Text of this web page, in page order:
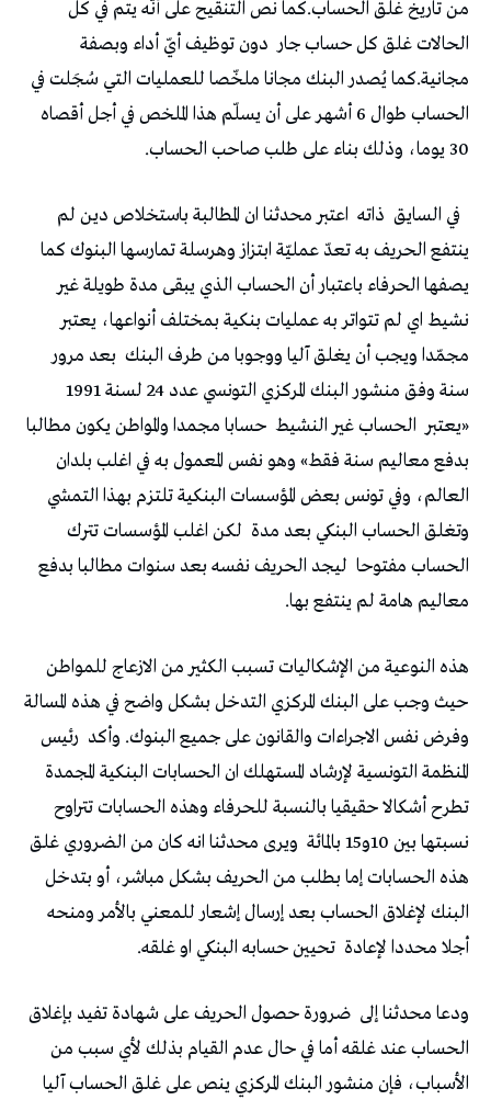
من تاريخ غلق الحساب.كما نص التنقيح على أنّه يتم في كل
الحالات غلق كل حساب جار دون توظيف أيّ أداء وبصفة
مجانية.كما يُصدر البنك مجانا ملخّصا للعمليات التي سُجَلت في
الحساب طوال 6 أشهر على أن يسلّم هذا الملخص في أجل أقصاه
30 يوما، وذلك بناء على طلب صاحب الحساب.
في السايق ذاته اعتبر محدثنا ان المطالبة باستخلاص دين لم
ينتفع الحريف به تعدّ عمليّة ابتزاز وهرسلة تمارسها البنوك كما
يصفها الحرفاء باعتبار أن الحساب الذي يبقى مدة طويلة غير
نشيط اي لم تتواتر به عمليات بنكية بمختلف أنواعها، يعتبر
مجمّدا ويجب أن يغلق آليا ووجوبا من طرف البنك بعد مرور
سنة وفق منشور البنك المركزي التونسي عدد 24 لسنة 1991
«يعتبر الحساب غير النشيط حسابا مجمدا والمواطن يكون مطالبا
بدفع معاليم سنة فقط» وهو نفس المعمول به في اغلب بلدان
العالم، وفي تونس بعض المؤسسات البنكية تلتزم بهذا التمشي
وتغلق الحساب البنكي بعد مدة لكن اغلب المؤسسات تترك
الحساب مفتوحا ليجد الحريف نفسه بعد سنوات مطالبا بدفع
معاليم هامة لم ينتفع بها.
هذه النوعية من الإشكاليات تسبب الكثير من الازعاج للمواطن
حيث وجب على البنك المركزي التدخل بشكل واضح في هذه المسالة
وفرض نفس الاجراءات والقانون على جميع البنوك. وأكد رئيس
المنظمة التونسية لإرشاد المستهلك ان الحسابات البنكية المجمدة
تطرح أشكالا حقيقيا بالنسبة للحرفاء وهذه الحسابات تتراوح
نسبتها بين 10و15 بالمائة
ويرى محدثنا انه كان من الضروري غلق
هذه الحسابات إما بطلب من الحريف بشكل مباشر، أو بتدخل
البنك لإغلاق الحساب بعد إرسال إشعار للمعني بالأمر ومنحه
أجلا محددا لإعادة تحيين حسابه البنكي او غلقه.
ودعا محدثنا إلى ضرورة حصول الحريف على شهادة تفيد بإغلاق
الحساب عند غلقه أما في حال عدم القيام بذلك لأي سبب من
الأسباب، فإن منشور البنك المركزي ينص على غلق الحساب آليا